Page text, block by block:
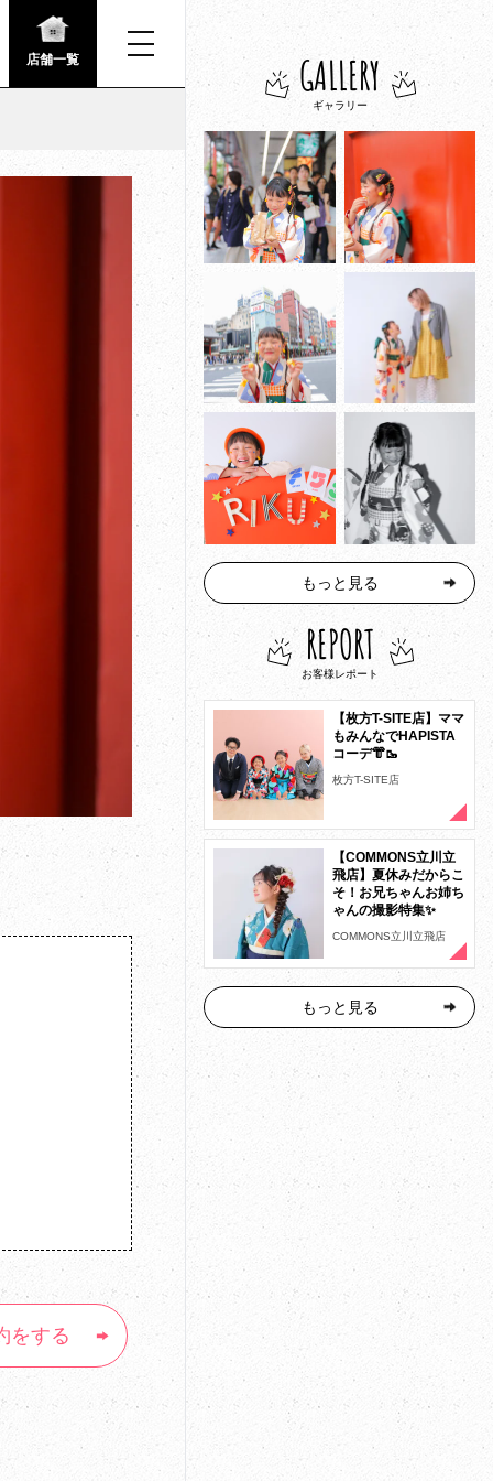
店舗一覧
をする
GALLERY
ギャラリー
もっと見る
REPORT
お客様レポート
【枚方T-SITE店】ママ
もみんなでHAPISTA
コーデ👘🥾
枚方T-SITE店
【COMMONS立川立
飛店】夏休みだからこ
そ！お兄ちゃんお姉ち
ゃんの撮影特集✨
COMMONS立川立飛店
もっと見る